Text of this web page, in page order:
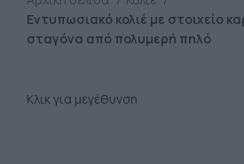
Εντυπωσιακό κολιέ με στοιχείο
σταγόνα από πολυμερή πηλό
Κλικ για μεγέθυνση